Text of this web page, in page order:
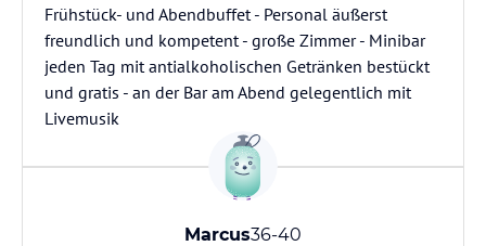
Frühstück- und Abendbuffet - Personal äußerst
freundlich und kompetent - große Zimmer - Minibar
jeden Tag mit antialkoholischen Getränken bestückt
und gratis - an der Bar am Abend gelegentlich mit
Livemusik
Marcus36-40